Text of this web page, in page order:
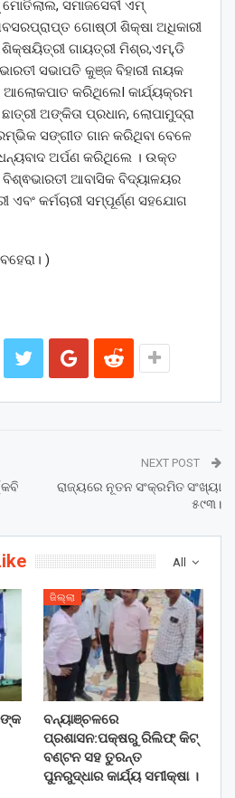
ସମାଜସେବୀ ଏମ୍
ଗୋଷ୍ଠୀ ଶିକ୍ଷା ଅଧିକାରୀ
ଶିକ୍ଷୟିତ୍ରୀ ଗାୟତ୍ରୀ ମିଶ୍ର,ଏମ୍,ଡି
ସଭାପତି କୁଞ୍ଜ ବିହାରୀ ନାୟକ
କରିଥିଲେI କାର୍ଯ୍ୟକ୍ରମ
ଅଙ୍କିତା ପ୍ରଧାନ, ଲୋପାମୁଦ୍ରା
ସଙ୍ଗୀତ ଗାନ କରିଥିବା ବେଳେ
ଅର୍ପଣ କରିଥିଲେ । ଉକ୍ତ
ଆବାସିକ ବିଦ୍ୟାଳୟର
କର୍ମଚାରୀ ସମ୍ପୂର୍ଣ୍ଣ ସହଯୋଗ
)
NEXT POST
ରାଜ୍ୟରେ ନୂତନ ସଂକ୍ରମିତ ସଂଖ୍ୟା
୫୯୩।
All
ଜିଲ୍ଲା
ବନ୍ୟାଞ୍ଚଳରେ
ପ୍ରଶାସନ:ପକ୍ଷରୁ ରିଲିଫ୍ କିଟ୍
ବଣ୍ଟନ ସହ ତୁରନ୍ତ
ପୁନରୁଦ୍ଧାର କାର୍ଯ୍ୟ ସମୀକ୍ଷା ।